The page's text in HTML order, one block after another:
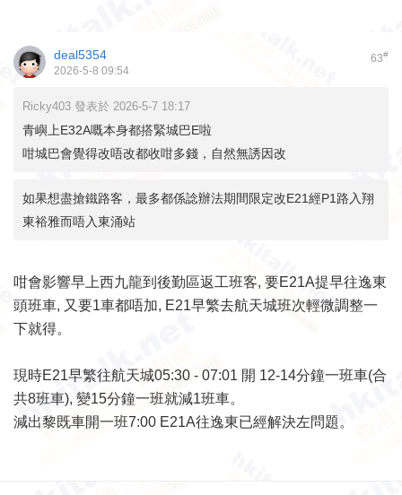
63#
deal5354
2026-5-8 09:54
Ricky403 發表於 2026-5-7 18:17
青嶼上E32A嘅本身都搭緊城巴E啦
咁城巴會覺得改唔改都收咁多錢，自然無誘因改
如果想盡搶鐵路客，最多都係諗辦法期間限定改E21經P1路入翔
東裕雅而唔入東涌站
咁會影響早上西九龍到後勤區返工班客, 要E21A提早往逸東
頭班車, 又要1車都唔加, E21早繁去航天城班次輕微調整一
下就得。
現時E21早繁往航天城05:30 - 07:01 開 12-14分鐘一班車(合
共8班車), 變15分鐘一班就減1班車。
減出黎既車開一班7:00 E21A往逸東已經解決左問題。